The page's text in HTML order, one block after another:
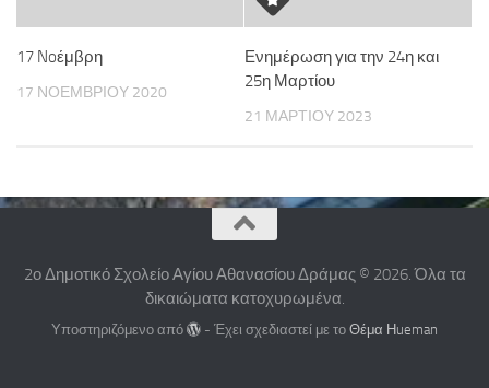
17 Noέμβρη
17 ΝΟΕΜΒΡΊΟΥ 2020
Ενημέρωση για την 24η και
25η Μαρτίου
21 ΜΑΡΤΊΟΥ 2023
2ο Δημοτικό Σχολείο Αγίου Αθανασίου Δράμας © 2026. Όλα τα
δικαιώματα κατοχυρωμένα.
Υποστηριζόμενο από - Έχει σχεδιαστεί με τοΘέμα Ηueman